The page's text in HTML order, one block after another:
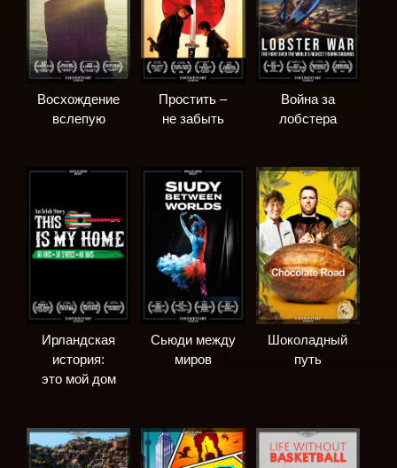
Восхождение
вслепую
Простить –
не забыть
Война за
лобстера
Ирландская
история:
это мой дом
Сьюди между
миров
Шоколадный
путь